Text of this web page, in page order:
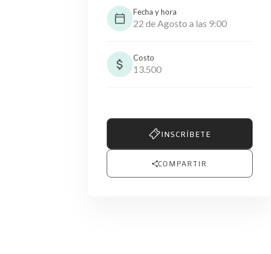
Fecha y hora
22 de Agosto a las 9:00
Costo
13.500
INSCRÍBETE
COMPARTIR